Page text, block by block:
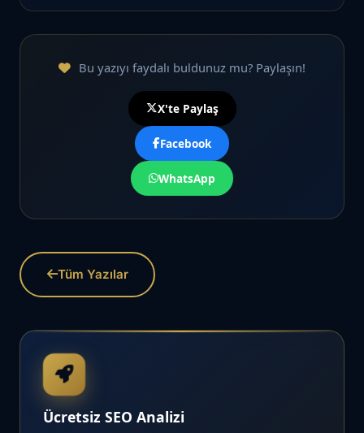
Bu yazıyı faydalı buldunuz mu? Paylaşın!
X'te Paylaş
Facebook
WhatsApp
Tüm Yazılar
Ücretsiz SEO Analizi